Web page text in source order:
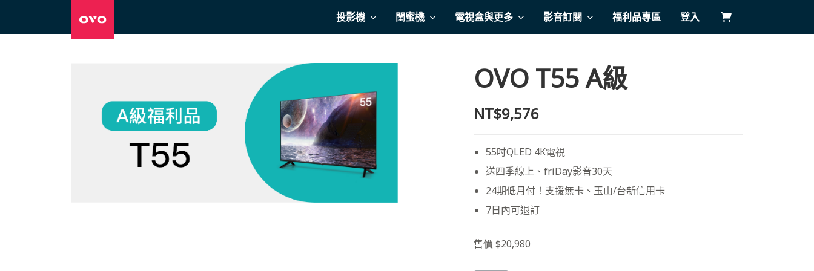
投影機 閨蜜機 電視盒與更多 影音訂閱 福利品專區 登入
OVO T55 A級
NT$9,576
55吋QLED 4K電視
送四季線上、friDay影音30天
24期低月付！支援無卡、玉山/台新信用卡
7日內可退訂
售價 $20,980